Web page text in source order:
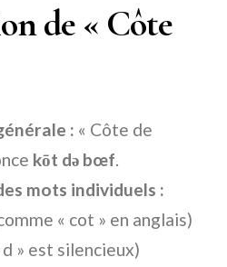
de « Côte
: « Côte de
kōt də bœf.
mots individuels :
« cot » en anglais)
d » est silencieux)